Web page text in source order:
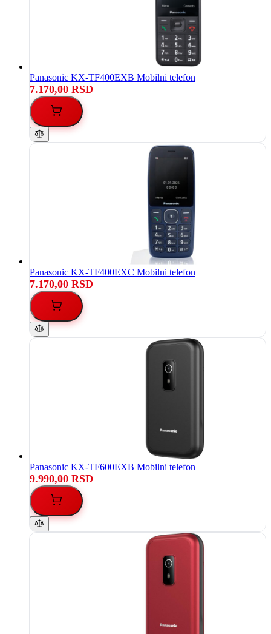
Panasonic KX-TF400EXB Mobilni telefon
7.170,00 RSD
Panasonic KX-TF400EXC Mobilni telefon
7.170,00 RSD
Panasonic KX-TF600EXB Mobilni telefon
9.990,00 RSD